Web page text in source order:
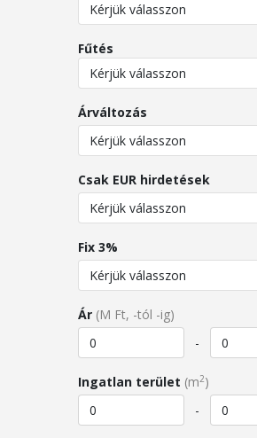
Fűtés
Árváltozás
Csak EUR hirdetések
Fix 3%
Ár (M Ft, -tól -ig)
-
Ingatlan terület (m2)
-